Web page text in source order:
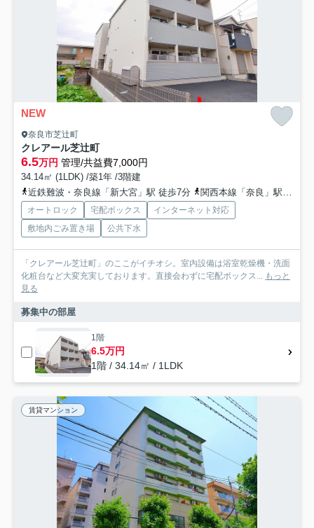
NEW
奈良市芝辻町
クレアール芝辻町
6.5万円 管理/共益費7,000円
34.14㎡ (1LDK) /築1年 /3階建
近鉄難波・奈良線「新大宮」駅 徒歩7分
関西本線「奈良」駅 徒歩11分
オートロック 宅配ボックス
インターネット対応
敷地内ごみ置き場
公共下水
「クレアール芝辻町」のここがイチオシ。室内設備は浴室乾燥機・洗面
化粧台など大変充実しております。直接会わずに宅配ボックス... もっと
見る
募集中の部屋
1階
6.5万円
1階 / 34.14㎡ / 1LDK
賃貸マンション